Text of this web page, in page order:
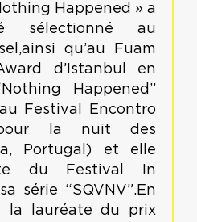
Happened » a
sélectionné au
qu’au Fuam
d’Istanbul en
Happened”
Festival Encontro
la nuit des
Portugal) et elle
du Festival In
série “SQVNV”.En
la lauréate du prix